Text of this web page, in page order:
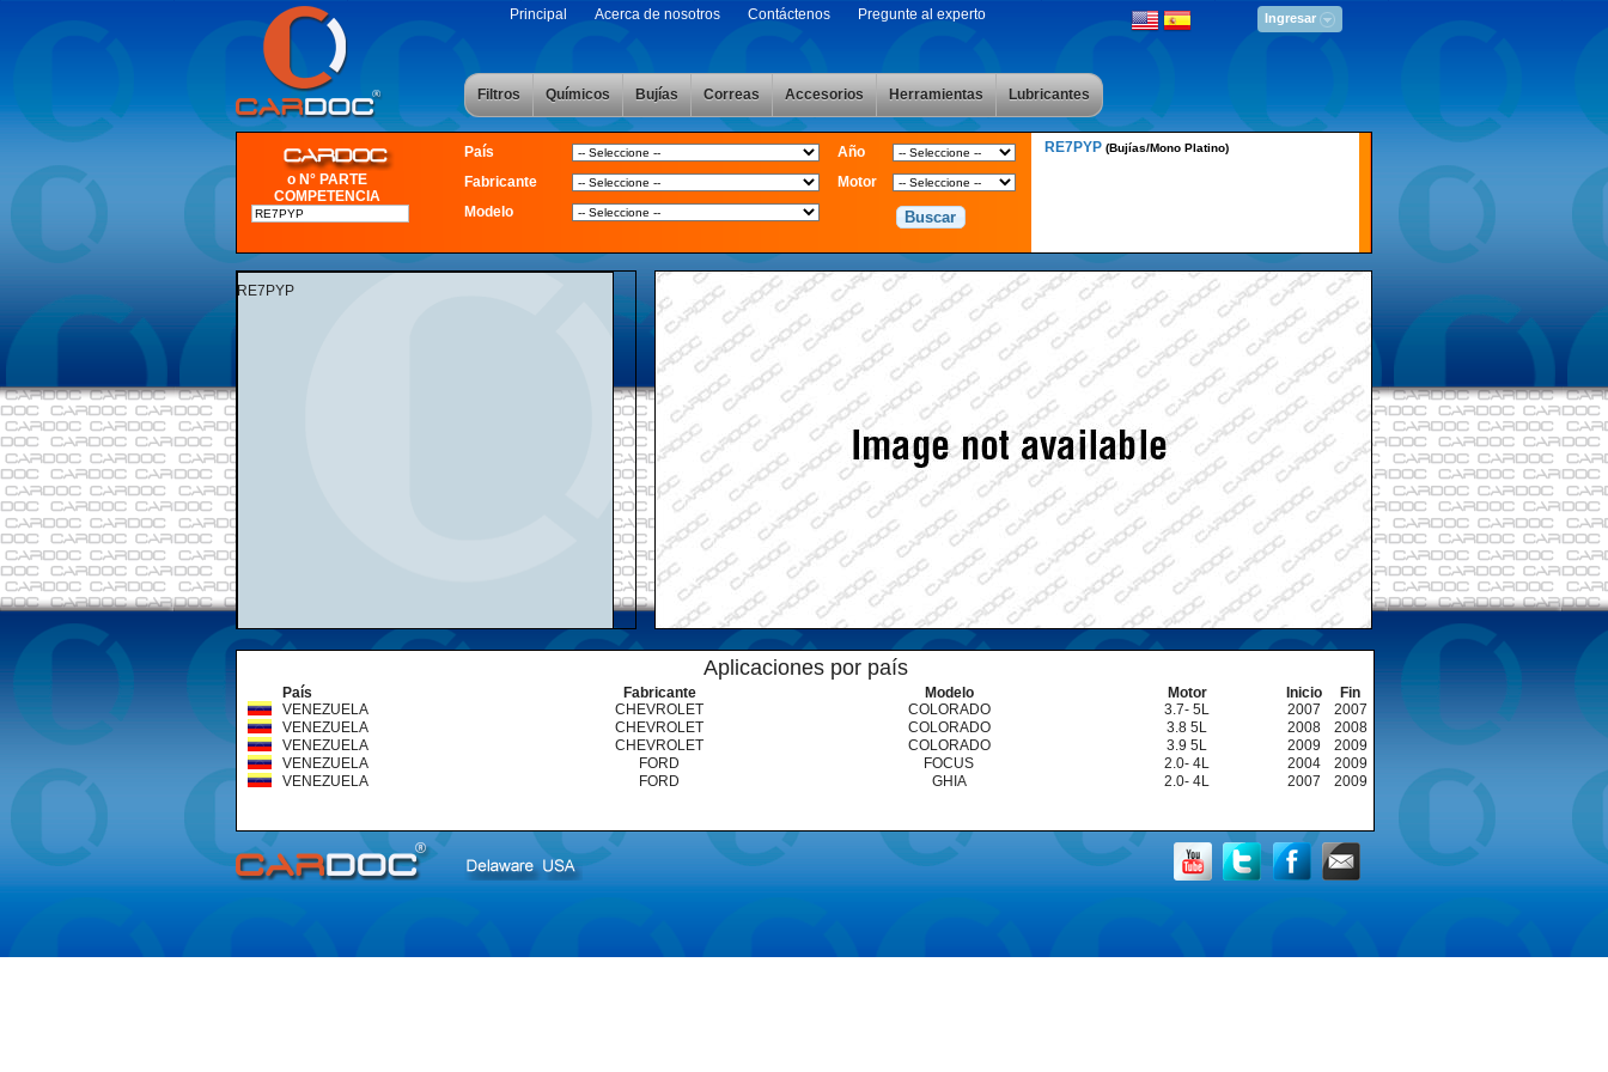
Principal Acerca de nosotros Contáctenos Pregunte al experto Ingresar
Filtros Químicos Bujías Correas Accesorios Herramientas Lubricantes
o N° PARTE
COMPETENCIA
País
Fabricante
Modelo
Año
Motor
RE7PYP (Bujías/Mono Platino)
RE7PYP
Aplicaciones por país
País Fabricante Modelo Motor Inicio
Fin
VENEZUELA
CHEVROLET COLORADO 3.7- 5L 2007
2007
VENEZUELA
CHEVROLET COLORADO 3.8 5L 2008
2008
VENEZUELA
CHEVROLET COLORADO 3.9 5L 2009
2009
VENEZUELA
FORD FOCUS 2.0- 4L 2004
2009
VENEZUELA
FORD GHIA 2.0- 4L 2007 2009